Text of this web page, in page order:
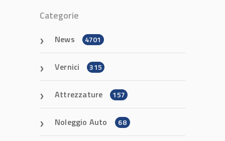
Categorie
News 4701
Vernici 315
Attrezzature 157
Noleggio Auto 68